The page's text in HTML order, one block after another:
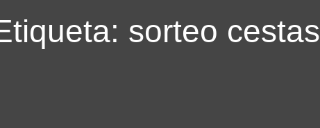
sorteo cestas